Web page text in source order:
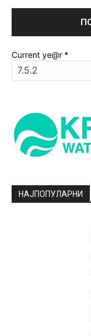
Current ye@r *
НАЈПОПУЛАРНИ